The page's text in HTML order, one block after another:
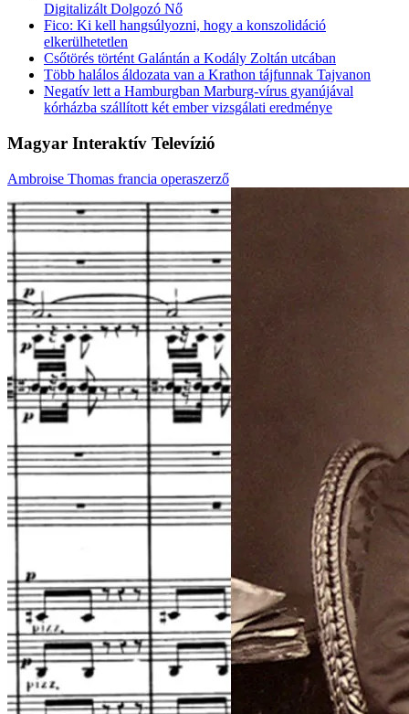
Digitalizált Dolgozó Nő
Fico: Ki kell hangsúlyozni, hogy a konszolidáció
elkerülhetetlen
Csőtörés történt Galántán a Kodály Zoltán utcában
Több halálos áldozata van a Krathon tájfunnak Tajvanon
Negatív lett a Hamburgban Marburg-vírus gyanújával
kórházba szállított két ember vizsgálati eredménye
Magyar Interaktív Televízió
Ambroise Thomas francia operaszerző